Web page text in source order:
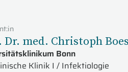
Dr. med. Christoph
Bonn
Klinik I / Infektiologie